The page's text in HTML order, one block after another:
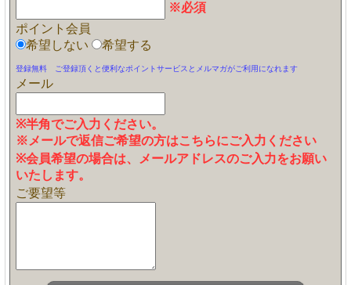
※必須
ポイント会員
希望しない
希望する
登録無料 ご登録頂くと便利なポイントサービスとメルマガがご利用になれます
メール
※半角でご入力ください。
※メールで返信ご希望の方はこちらにご入力ください
※会員希望の場合は、メールアドレスのご入力をお願い
いたします。
ご要望等